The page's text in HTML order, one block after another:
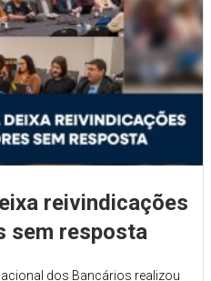
reivindicações
sem resposta
dos Bancários realizou